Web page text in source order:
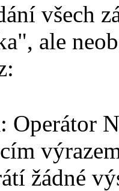
všech
ale
Operátor
žádné